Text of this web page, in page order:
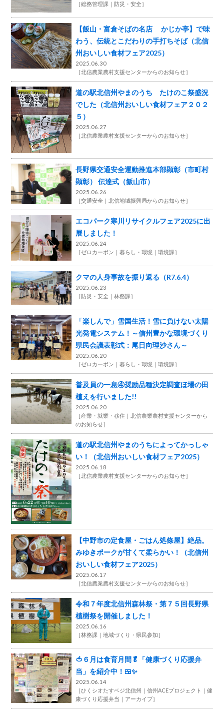
［総務管理課 防災・安全］
【飯山・富倉そばの名店 かじか亭】で味
わう、伝統とこだわりの手打ちそば（北信
州おいしい食材フェア2025）
2025.06.30
［北信農業農村支援センターからのお知らせ］
道の駅北信州やまのうち たけのこ祭盛況
でした（北信州おいしい食材フェア２０２
５）
2025.06.27
［北信農業農村支援センターからのお知らせ］
長野県交通安全運動推進本部顕彰（市町村
顕彰） 伝達式（飯山市）
2025.06.26
［交通安全 北信地域振興局からのお知らせ］
エコパーク寒川リサイクルフェア2025に出
展しました！
2025.06.24
［ゼロカーボン 暮らし・環境 環境課］
クマの人身事故を振り返る（R7.6.4）
2025.06.23
［防災・安全 林務課］
「楽しんで」雪国生活！雪に負けない太陽
光発電システム！～信州豊かな環境づくり
県民会議表彰式：尾日向理沙さん～
2025.06.20
［ゼロカーボン 暮らし・環境 環境課］
普及員の一息④奨励品種決定調査ほ場の田
植えを行いました!!
2025.06.20
［産業・就業・移住
北信農業農村支援センターから
のお知らせ］
道の駅北信州やまのうちによってかっしゃ
い！（北信州おいしい食材フェア2025）
2025.06.18
［北信農業農村支援センターからのお知らせ］
【中野市の定食屋・ごはん処條屋】絶品。
みゆきポークが甘くて柔らかい！（北信州
おいしい食材フェア2025）
2025.06.17
［北信農業農村支援センターからのお知らせ］
令和７年度北信州森林祭・第７５回長野県
植樹祭を開催しました！
2025.06.16
［林務課 地域づくり・県民参加］
🍅６月は食育月間🥬「健康づくり応援弁
当」を紹介中！🍱✨
2025.06.14
［ひくシオたすベジ北信州 信州ACEプロジェクト
健
康づくり応援弁当
アーカイブ］